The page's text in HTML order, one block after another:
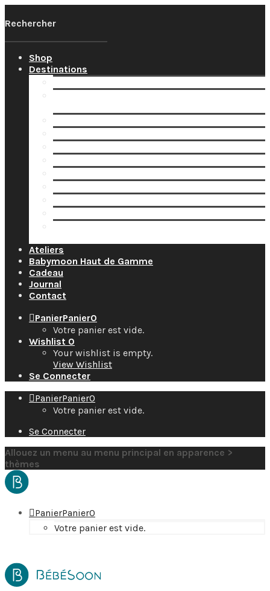
Shop
Destinations
Ateliers
Babymoon Haut de Gamme
Cadeau
Journal
Contact
PanierPanier0
Votre panier est vide.
Wishlist 0
Your wishlist is empty.
View Wishlist
Se Connecter
PanierPanier0
Votre panier est vide.
Se Connecter
Allouez un menu au menu principal en apparence >
thèmes
PanierPanier0
Votre panier est vide.